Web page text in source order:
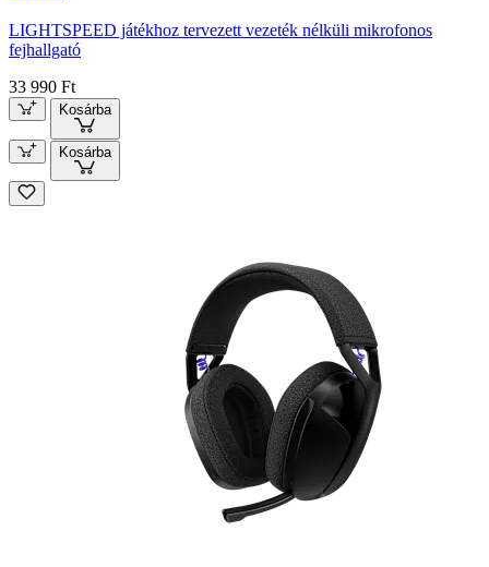
LIGHTSPEED játékhoz tervezett vezeték nélküli mikrofonos
fejhallgató
33 990 Ft
Kosárba
Kosárba